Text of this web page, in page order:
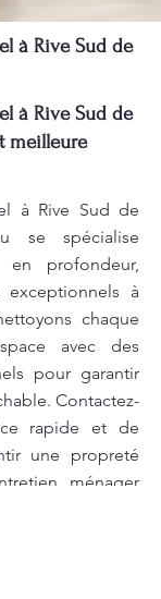
à Rive Sud de
à Rive Sud de
meilleure
à Rive Sud de
se spécialise
profondeur,
exceptionnels à
chaque
avec des
pour garantir
Contactez-
rapide et de
une propreté
ménager